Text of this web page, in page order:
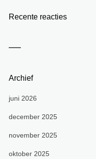
Recente reacties
Archief
juni 2026
december 2025
november 2025
oktober 2025